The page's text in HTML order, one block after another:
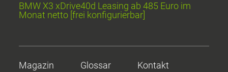
BMW X3 xDrive40d Leasing ab 485 Euro im
Monat netto [frei konfigurierbar]
Magazin Glossar Kontakt